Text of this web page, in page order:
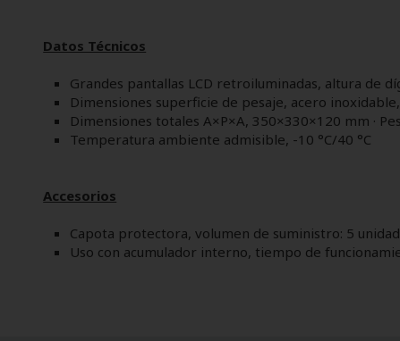
Datos Técnicos
Grandes pantallas LCD retroiluminadas, altura de
Dimensiones superficie de pesaje, acero
Dimensiones totales A×P×A, 350×330×120 mm ·
Temperatura ambiente admisible, -10 °C/40 °C
Accesorios
Capota protectora, volumen de suministro: 5
Uso con acumulador interno, tiempo de